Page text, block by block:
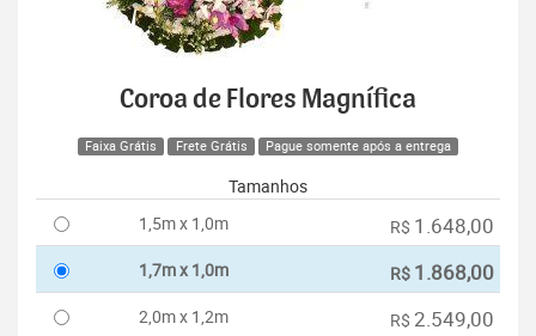
Coroa de Flores Magnífica
Faixa Grátis Frete Grátis Pague somente após a entrega
Tamanhos
1,5m x 1,0m
R$ 1.648,00
1,7m x 1,0m R$ 1.868,00
2,0m x 1,2m R$ 2.549,00